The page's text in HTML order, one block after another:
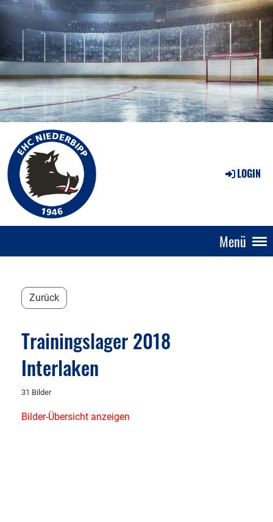
LOGIN
Menü
Zurück
Trainingslager 2018
Interlaken
31 Bilder
Bilder-Übersicht anzeigen